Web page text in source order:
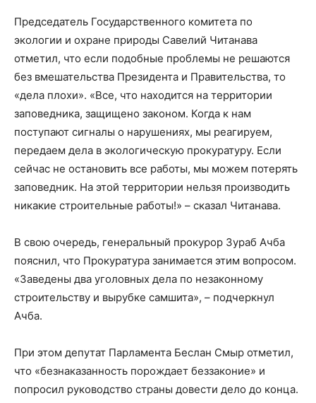
Председатель Государственного комитета по
экологии и охране природы Савелий Читанава
отметил, что если подобные проблемы не решаются
без вмешательства Президента и Правительства, то
«дела плохи». «Все, что находится на территории
заповедника, защищено законом. Когда к нам
поступают сигналы о нарушениях, мы реагируем,
передаем дела в экологическую прокуратуру. Если
сейчас не остановить все работы, мы можем потерять
заповедник. На этой территории нельзя производить
никакие строительные работы!» – сказал Читанава.
В свою очередь, генеральный прокурор Зураб Ачба
пояснил, что Прокуратура занимается этим вопросом.
«Заведены два уголовных дела по незаконному
строительству и вырубке самшита», – подчеркнул
Ачба.
При этом депутат Парламента Беслан Смыр отметил,
что «безнаказанность порождает беззаконие» и
попросил руководство страны довести дело до конца.